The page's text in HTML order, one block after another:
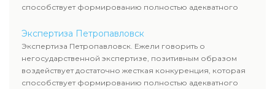
способствует формированию полностью адекватного
Экспертиза Петропавловск
Экспертиза Петропавловск. Ежели говорить о
негосударственной экспертизе, позитивным образом
воздействует достаточно жесткая конкуренция, которая
способствует формированию полностью адекватного